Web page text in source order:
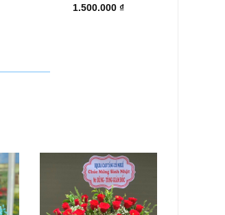
1.500.000 ₫